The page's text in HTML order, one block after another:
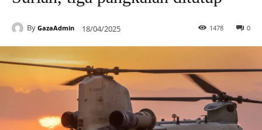
By GazaAdmin 18/04/2025 0
1478